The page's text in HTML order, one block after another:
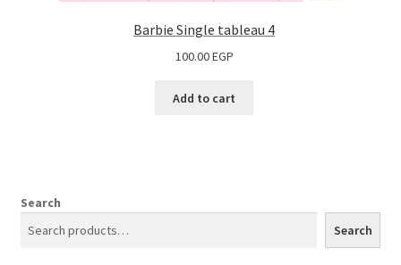
Barbie Single tableau 4
100.00EGP
Add to cart
Search
Search